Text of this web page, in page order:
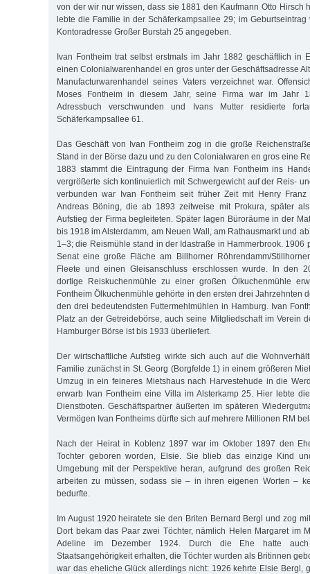
von der wir nur wissen, dass sie 1881 den Kaufmann Otto Hirsch
lebte die Familie in der Schäferkampsallee 29; im
Kontoradresse Großer Burstah 25 angegeben.
Ivan Fontheim trat selbst erstmals im Jahr 1882 geschäftlich in
einen Colonialwarenhandel en gros unter der Geschäftsadresse
Manufacturwarenhandel seines Vaters verzeichnet war.
Moses Fontheim in diesem Jahr, seine Firma war im Jahr
Adressbuch verschwunden und Ivans Mutter residierte
Schäferkampsallee 61.
Das Geschäft von Ivan Fontheim zog in die große
Stand in der Börse dazu und zu den Colonialwaren en gros eine
1883 stammt die Eintragung der Firma Ivan Fontheim ins
vergrößerte sich kontinuierlich mit Schwergewicht auf der Reis-
verbunden war Ivan Fontheim seit früher Zeit mit Henry
Andreas Böning, die ab 1893 zeitweise mit Prokura, später
Aufstieg der Firma begleiteten. Später lagen Büroräume in der
bis 1918 im Alsterdamm, am Neuen Wall, am Rathausmarkt und
1–3; die Reismühle stand in der Idastraße in Hammerbrook. 1906
Senat eine große Fläche am Billhorner Röhrendamm/
Fleete und einen Gleisanschluss erschlossen wurde. In den
dortige Reiskuchenmühle zu einer großen Ölkuchenmühle
Fontheim Ölkuchenmühle gehörte in den ersten drei Jahrzehnten
den drei bedeutendsten Futtermehlmühlen in Hamburg. Ivan
Platz an der Getreidebörse, auch seine Mitgliedschaft im Verein
Hamburger Börse ist bis 1933 überliefert.
Der wirtschaftliche Aufstieg wirkte sich auch auf die
Familie zunächst in St. Georg (Borgfelde 1) in einem größeren
Umzug in ein feineres Mietshaus nach Harvestehude in die
erwarb Ivan Fontheim eine Villa im Alsterkamp 25. Hier lebte
Dienstboten. Geschäftspartner äußerten im späteren
Vermögen Ivan Fontheims dürfte sich auf mehrere Millionen RM
Nach der Heirat in Koblenz 1897 war im Oktober 1897 den
Tochter geboren worden, Elsie. Sie blieb das einzige Kind
Umgebung mit der Perspektive heran, aufgrund des großen
arbeiten zu müssen, sodass sie – in ihren eigenen Worten –
bedurfte.
Im August 1920 heiratete sie den Briten Bernard Bergl und zog
Dort bekam das Paar zwei Töchter, nämlich Helen Margaret im
Adeline im Dezember 1924. Durch die Ehe hatte
Staatsangehörigkeit erhalten, die Töchter wurden als Britinnen
war das eheliche Glück allerdings nicht: 1926 kehrte Elsie Bergl,